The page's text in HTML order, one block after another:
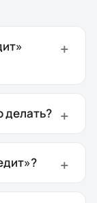
делать?